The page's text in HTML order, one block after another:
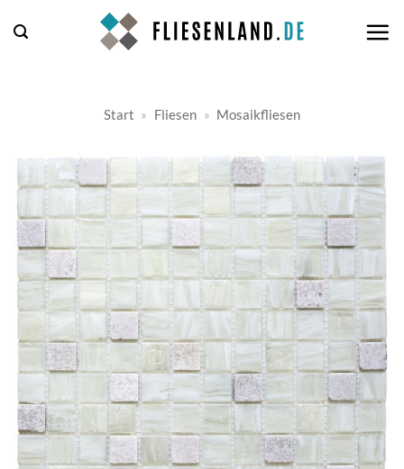
Inhalt
Start » Fliesen » Mosaikfliesen